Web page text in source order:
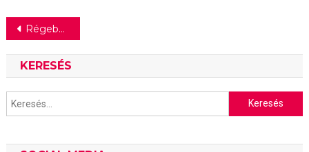
Bejegyzés
navigáció
Régebbi bejegyzések
KERESÉS
Keresés: